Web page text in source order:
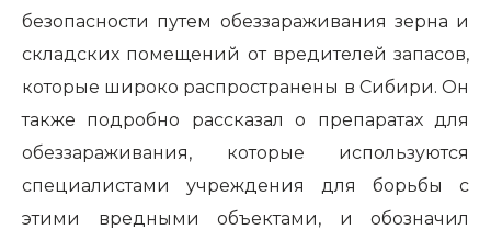
безопасности путем обеззараживания зерна и
складских помещений от вредителей запасов,
которые широко распространены в Сибири. Он
также подробно рассказал о препаратах для
обеззараживания, которые используются
специалистами учреждения для борьбы с
этими вредными объектами, и обозначил